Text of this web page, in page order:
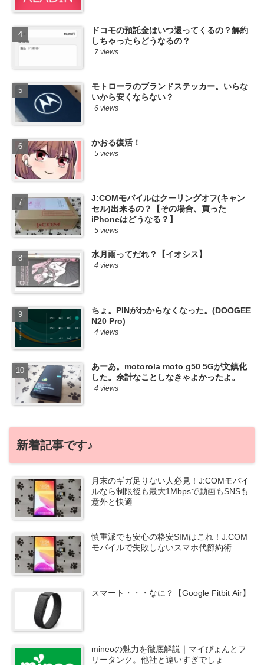
ドコモの預託金はいつ還ってくるの？解約
しちゃったらどうなるの？
7 views
モトローラのブランドステッカー。いらな
いから安くならない？
6 views
かおる復活！
5 views
J:COMモバイルはクーリングオフ(キャン
セル)出来るの？【その場合、買った
iPhoneはどうなる？】
5 views
水月雨ってだれ？【イオシス】
4 views
ちょ。PINがわからなくなった。(DOOGEE
N20 Pro)
4 views
あーあ。motorola moto g50 5Gが文鎮化
した。余計なことしなきゃよかったよ。
4 views
新着記事です♪
月末のギガ足りない人必見！J:COMモバイ
ルなら制限後も最大1Mbpsで動画もSNSも
意外と快適
慎重派でも安心の格安SIMはこれ！J:COM
モバイルで失敗しないスマホ代節約術
スマート・・・なに？【Google Fitbit Air】
mineoの魅力を徹底解説｜マイぴょんとフ
リータンク。他社と違いすぎでしょ